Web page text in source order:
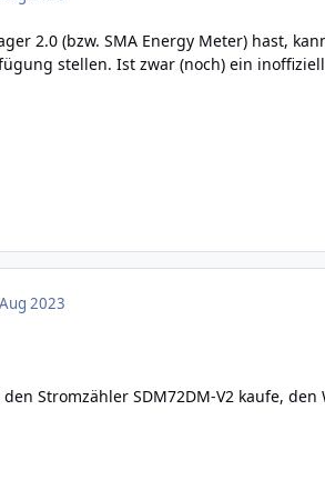
2.0 (bzw. SMA Energy Meter) hast,
stellen. Ist zwar (noch) ein
2023
Stromzähler SDM72DM-V2 kaufe,